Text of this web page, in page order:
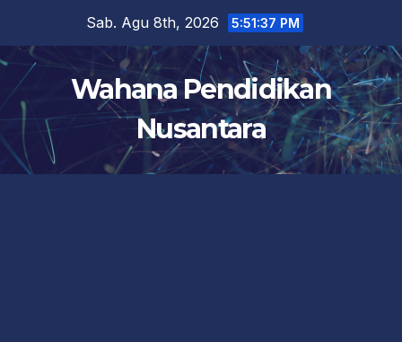
content
Sab. Agu 8th, 2026 5:51:38 PM
Wahana Pendidikan
Nusantara